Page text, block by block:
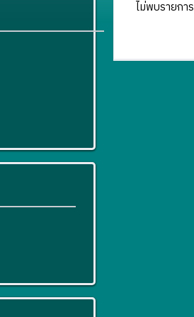
ไม่พบรายกา